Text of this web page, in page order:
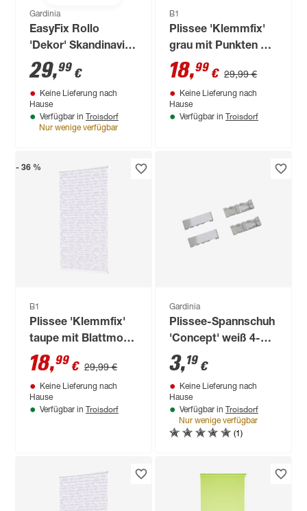
Gardinia
EasyFix Rollo
'Dekor' Skandinavien
weiß/natur 60 x 150
cm
29,99 €
Keine Lieferung nach
Hause
Verfügbar in Troisdorf
Nur wenige verfügbar
B1
Plissee 'Klemmfix'
grau mit Punkten 90
x 130 cm
18,99 € 29,99 €
Keine Lieferung nach
Hause
Verfügbar in Troisdorf
- 36 %
B1
Plissee 'Klemmfix'
taupe mit Blattmotiv
90 x 130 cm
18,99 € 29,99 €
Keine Lieferung nach
Hause
Verfügbar in Troisdorf
Gardinia
Plissee-Spannschuh
'Concept' weiß 4-
teilig
3,19 €
Keine Lieferung nach
Hause
Verfügbar in Troisdorf
Nur wenige verfügbar
(1)